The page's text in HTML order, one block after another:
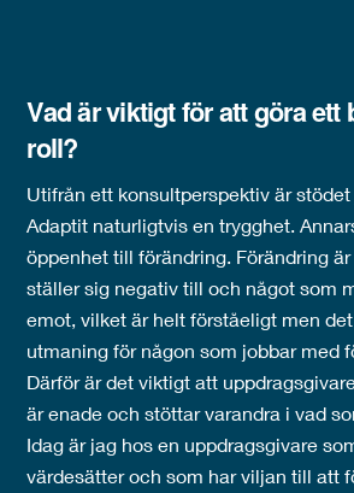
Vad är viktigt för att göra ett
roll?
Utifrån ett konsultperspektiv är
Adaptit naturligtvis en trygghet.
öppenhet till förändring. Förändring
ställer sig negativ till och något som
emot, vilket är helt förståeligt men
utmaning för någon som jobbar med
Därför är det viktigt att
är enade och stöttar varandra i vad
Idag är jag hos en uppdragsgivare
värdesätter och som har viljan till att